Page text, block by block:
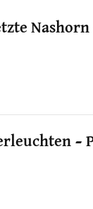
–